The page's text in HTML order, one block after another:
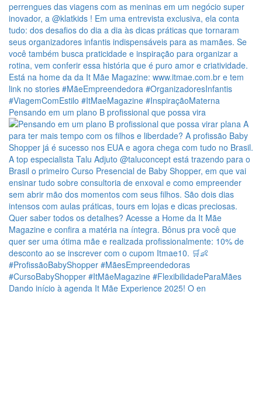
Pensando em um plano B profissional que possa vira
Dando início à agenda It Mãe Experience 2025! O en